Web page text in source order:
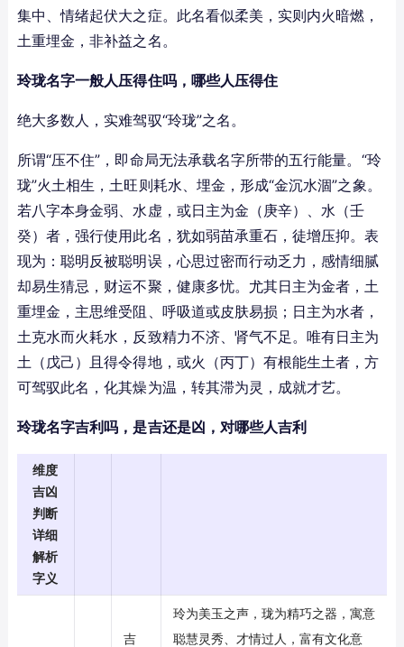
集中、情绪起伏大之症。此名看似柔美，实则内火暗燃，
土重埋金，非补益之名。
玲珑名字一般人压得住吗，哪些人压得住
绝大多数人，实难驾驭“玲珑”之名。
所谓“压不住”，即命局无法承载名字所带的五行能量。“玲
珑”火土相生，土旺则耗水、埋金，形成“金沉水涸”之象。
若八字本身金弱、水虚，或日主为金（庚辛）、水（壬
癸）者，强行使用此名，犹如弱苗承重石，徒增压抑。表
现为：聪明反被聪明误，心思过密而行动乏力，感情细腻
却易生猜忌，财运不聚，健康多忧。尤其日主为金者，土
重埋金，主思维受阻、呼吸道或皮肤易损；日主为水者，
土克水而火耗水，反致精力不济、肾气不足。唯有日主为
土（戊己）且得令得地，或火（丙丁）有根能生土者，方
可驾驭此名，化其燥为温，转其滞为灵，成就才艺。
玲珑名字吉利吗，是吉还是凶，对哪些人吉利
维度
吉凶
判断
详细
解析
字义
吉
玲为美玉之声，珑为精巧之器，寓意
聪慧灵秀、才情过人，富有文化意